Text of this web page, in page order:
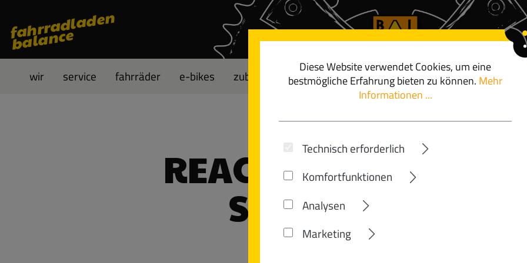
Hauptinhalt springen
Zur Hauptnavigation springen
fahrradladen
balance
wir service fahrräder e-bikes zubehör angebote
REACTION HYBRID
Diese Website verwendet Cookies, um eine
bestmögliche Erfahrung bieten zu können. Mehr
Informationen ...
Technisch erforderlich
Komfortfunktionen
Analysen
Marketing